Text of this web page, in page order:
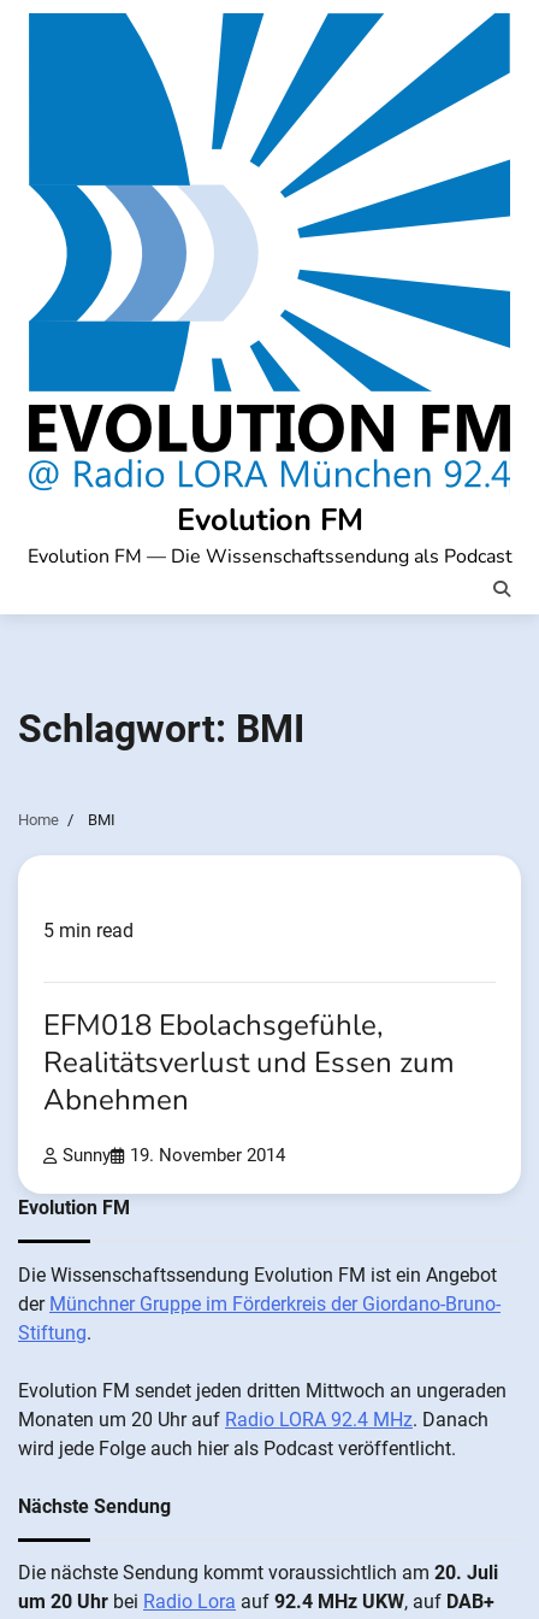
Skip
Evolution FM
Evolution FM — Die Wissenschaftssendung als Podcast
Schlagwort: BMI
Home BMI
5 min read
EFM018 Ebolachsgefühle,
Realitätsverlust und Essen zum
Abnehmen
Sunny 19. November 2014
Evolution FM
Die Wis­sen­schafts­send­ung Evolution FM ist ein An­ge­bot
der Münch­ner Grup­pe im För­der­kreis der Gi­ordano-Bruno-
Stiftung.
Evolution FM sen­det je­den drit­ten Mitt­woch an un­ge­ra­den
Mo­nat­en um 20 Uhr auf Radio LORA 92.4 MHz. Da­nach
wird je­de Fol­ge auch hier als Pod­cast ver­öffentlicht.
Nächste Sendung
Die näch­ste Sen­dung kommt vor­aus­sicht­lich am 20. Juli
um 20 Uhr bei Radio Lora auf 92.4 MHz UKW, auf DAB+